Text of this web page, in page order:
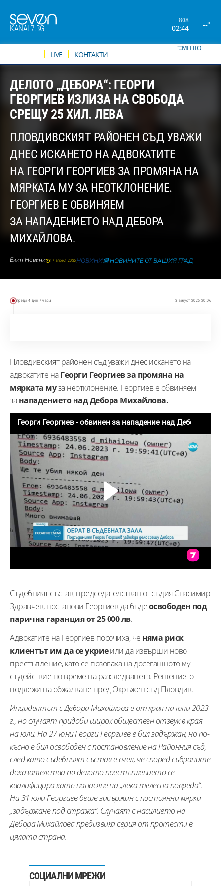
KANAL7.BG
808
02:44 --°
LIVE КОНТАКТИ
МЕНЮ
ДЕЛОТО „ДЕБОРА“: ГЕОРГИ
ГЕОРГИЕВ ИЗЛИЗА НА СВОБОДА
СРЕЩУ 25 ХИЛ. ЛЕВА
ПЛОВДИВСКИЯТ РАЙОНЕН СЪД УВАЖИ
ДНЕС ИСКАНЕТО НА АДВОКАТИТЕ
НА ГЕОРГИ ГЕОРГИЕВ ЗА ПРОМЯНА НА
МЯРКАТА МУ ЗА НЕОТКЛОНЕНИЕ.
ГЕОРГИЕВ Е ОБВИНЯЕМ
ЗА НАПАДЕНИЕТО НАД ДЕБОРА
МИХАЙЛОВА.
Екип Новини 17 април 2025НОВИНИ📰 НОВИНИТЕ ОТ ВАШИЯ ГРАД
преди 4 дни 7 часа 3 август 2026 20:06
Пловдивският районен съд уважи днес искането на
адвокатите наГеорги Георгиев за промяна на
мярката муза неотклонение. Георгиев е обвиняем
занападението над Дебора Михайлова.
Съдебният състав, председателстван от съдия Спасимир
Здравчев, постанови Георгиев да бъдеосвободен под
парична гаранция от 25 000 лв.
Адвокатите на Георгиев посочиха, че няма риск
клиентът им да се укриеили да извърши ново
престъпление, като се позоваха на досегашното му
съдействие по време на разследването. Решението
подлежи на обжалване пред Окръжен съд Пловдив.
Инцидентът с Дебора Михайлова е от края на юни 2023
г., но случаят придоби широк обществен отзвук в края
на юли. На 27 юни Георги Георгиев е бил задържан, но по-
късно е бил освободен с постановление на Районния съд,
след като съдебният състав е счел, че според събраните
доказателства по делото престъплението се
квалифицира като нанасяне на „лека телесна повреда“.
На 31 юли Георгиев беше задържан с постоянна мярка
„задържане под стража“. Случаят с насилието на
Дебора Михайлова предизвика серия от протести в
цялата страна.
СОЦИАЛНИ МРЕЖИ